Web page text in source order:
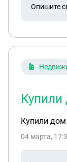
Опишите
Купили
Купили дом
04 марта,